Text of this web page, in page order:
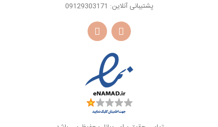
پشتیبانی آنلاین: 09129303171